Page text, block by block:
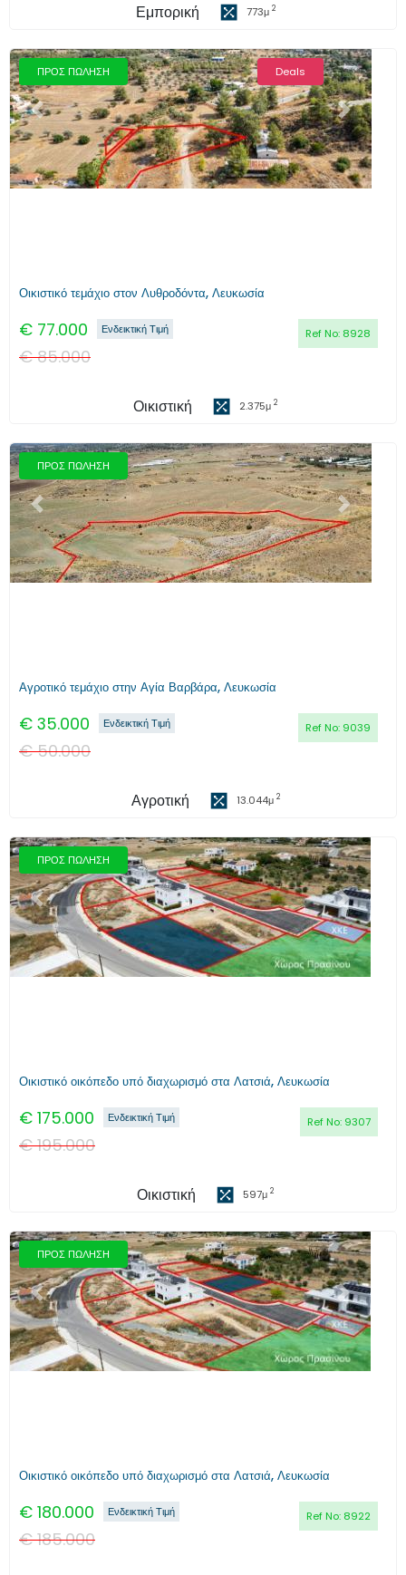
Εμπορική 773μ 2
ΠΡΟΣ ΠΩΛΗΣΗ Deals
Προηγούμενο Επόμενο
Οικιστικό τεμάχιο στον Λυθροδόντα, Λευκωσία
€ 77.000 Ref No: 8928
Ενδεικτική Τιμή
€85.000
Οικιστική 2.375μ 2
ΠΡΟΣ ΠΩΛΗΣΗ
Προηγούμενο Επόμενο
Αγροτικό τεμάχιο στην Αγία Βαρβάρα, Λευκωσία
€ 35.000 Ref No: 9039
Ενδεικτική Τιμή
€50.000
Αγροτική 13.044μ 2
ΠΡΟΣ ΠΩΛΗΣΗ
Προηγούμενο Επόμενο
Οικιστικό οικόπεδο υπό διαχωρισμό στα Λατσιά, Λευκωσία
€ 175.000 Ref No: 9307
Ενδεικτική Τιμή
€195.000
Οικιστική 597μ 2
ΠΡΟΣ ΠΩΛΗΣΗ
Προηγούμενο Επόμενο
Οικιστικό οικόπεδο υπό διαχωρισμό στα Λατσιά, Λευκωσία
€ 180.000 Ref No: 8922
Ενδεικτική Τιμή
€185.000